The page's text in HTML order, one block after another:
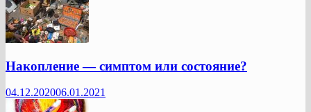
Накопление — симптом или состояние?
04.12.202006.01.2021